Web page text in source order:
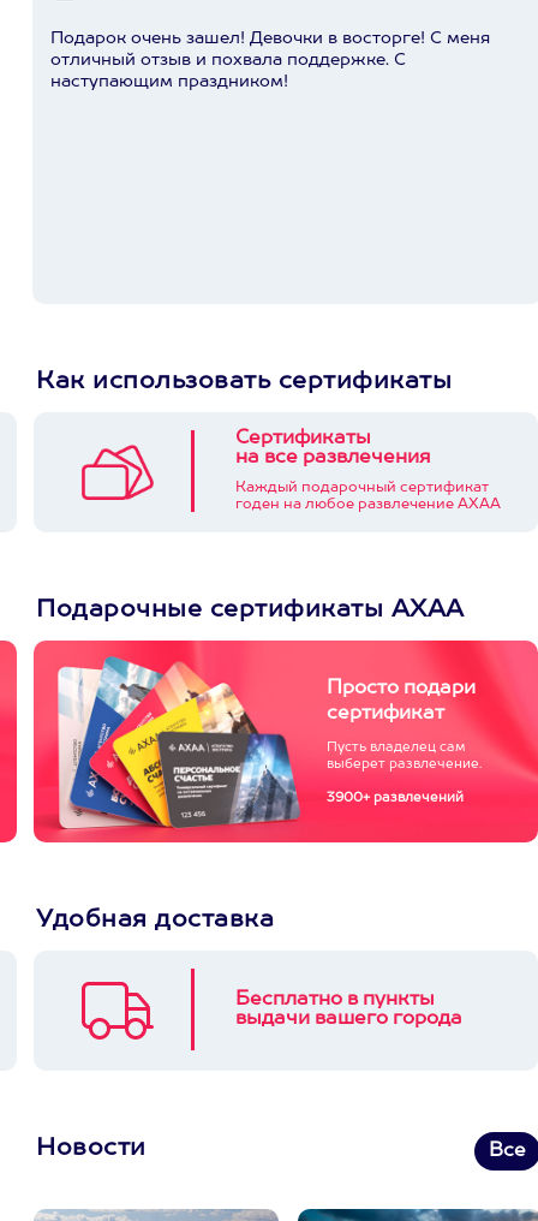
Подарок очень зашел! Девочки в восторге! С меня
отличный отзыв и похвала поддержке. С
наступающим праздником!
Как использовать сертификаты
Сертификаты
на все развлечения
Каждый подарочный сертификат
годен на любое развлечение АХАА
Подарочные сертификаты АХАА
Просто подари
сертификат
Пусть владелец сам
выберет развлечение.
3900+ развлечений
Удобная доставка
Бесплатно в пункты
выдачи вашего города
Новости Все